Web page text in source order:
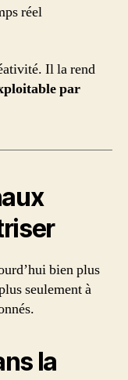
réel
Il la rend
par
bien plus
seulement à
la